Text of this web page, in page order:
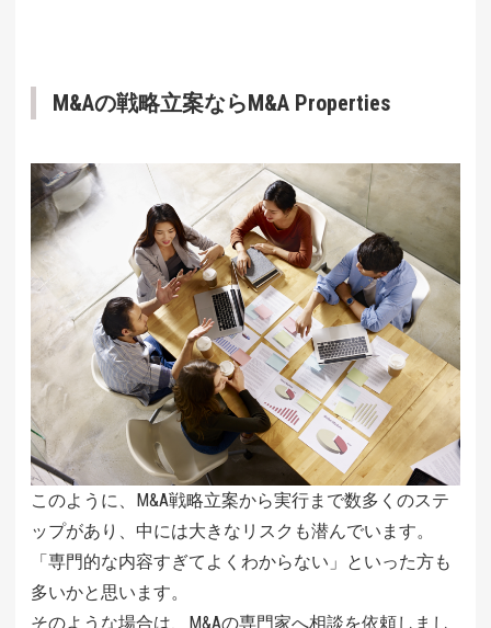
M&Aの戦略立案ならM&A Properties
このように、M&A戦略立案から実行まで数多くのステ
ップがあり、中には大きなリスクも潜んでいます。
「専門的な内容すぎてよくわからない」といった方も
多いかと思います。
そのような場合は、M&Aの専門家へ相談を依頼しまし